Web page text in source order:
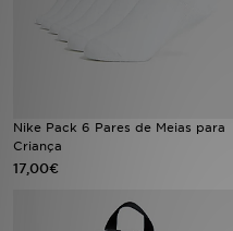
Nike Pack 6 Pares de Meias para
Criança
17,00€
DESPORTO
VER MARCAS